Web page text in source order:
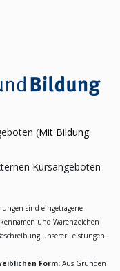
(Mit Bildung
Kursangeboten
sind eingetragene
und Warenzeichen
unserer Leistungen.
Form: Aus Gründen